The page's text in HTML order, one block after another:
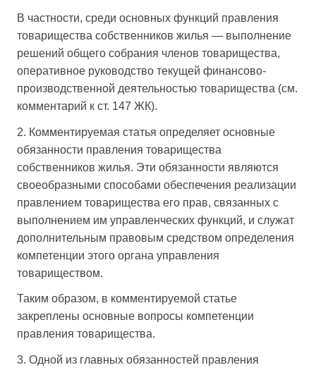
В частности, среди основных функций правления
товарищества собственников жилья — выполнение
решений общего собрания членов товарищества,
оперативное руководство текущей финансово-
производственной деятельностью товарищества (см.
комментарий к ст. 147 ЖК).
2. Комментируемая статья определяет основные
обязанности правления товарищества
собственников жилья. Эти обязанности являются
своеобразными способами обеспечения реализации
правлением товарищества его прав, связанных с
выполнением им управленческих функций, и служат
дополнительным правовым средством определения
компетенции этого органа управления
товариществом.
Таким образом, в комментируемой статье
закреплены основные вопросы компетенции
правления товарищества.
3. Одной из главных обязанностей правления